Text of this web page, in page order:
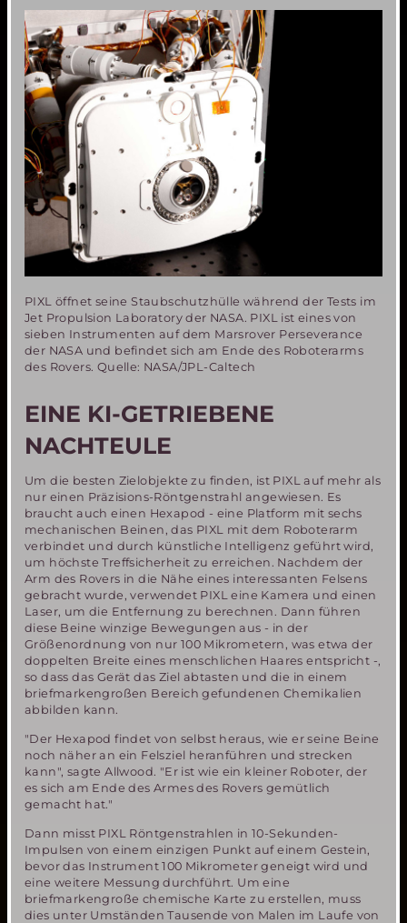
PIXL öffnet seine Staubschutzhülle während der Tests im
Jet Propulsion Laboratory der NASA. PIXL ist eines von
sieben Instrumenten auf dem Marsrover Perseverance
der NASA und befindet sich am Ende des Roboterarms
des Rovers. Quelle: NASA/JPL-Caltech
EINE KI-GETRIEBENE
NACHTEULE
Um die besten Zielobjekte zu finden, ist PIXL auf mehr als
nur einen Präzisions-Röntgenstrahl angewiesen. Es
braucht auch einen Hexapod - eine Platform mit sechs
mechanischen Beinen, das PIXL mit dem Roboterarm
verbindet und durch künstliche Intelligenz geführt wird,
um höchste Treffsicherheit zu erreichen. Nachdem der
Arm des Rovers in die Nähe eines interessanten Felsens
gebracht wurde, verwendet PIXL eine Kamera und einen
Laser, um die Entfernung zu berechnen. Dann führen
diese Beine winzige Bewegungen aus - in der
Größenordnung von nur 100 Mikrometern, was etwa der
doppelten Breite eines menschlichen Haares entspricht -,
so dass das Gerät das Ziel abtasten und die in einem
briefmarkengroßen Bereich gefundenen Chemikalien
abbilden kann.
"Der Hexapod findet von selbst heraus, wie er seine Beine
noch näher an ein Felsziel heranführen und strecken
kann", sagte Allwood. "Er ist wie ein kleiner Roboter, der
es sich am Ende des Armes des Rovers gemütlich
gemacht hat."
Dann misst PIXL Röntgenstrahlen in 10-Sekunden-
Impulsen von einem einzigen Punkt auf einem Gestein,
bevor das Instrument 100 Mikrometer geneigt wird und
eine weitere Messung durchführt. Um eine
briefmarkengroße chemische Karte zu erstellen, muss
dies unter Umständen Tausende von Malen im Laufe von